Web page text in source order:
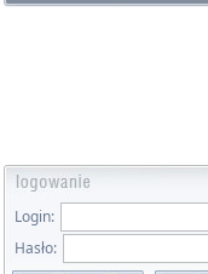
Login:
Hasło: